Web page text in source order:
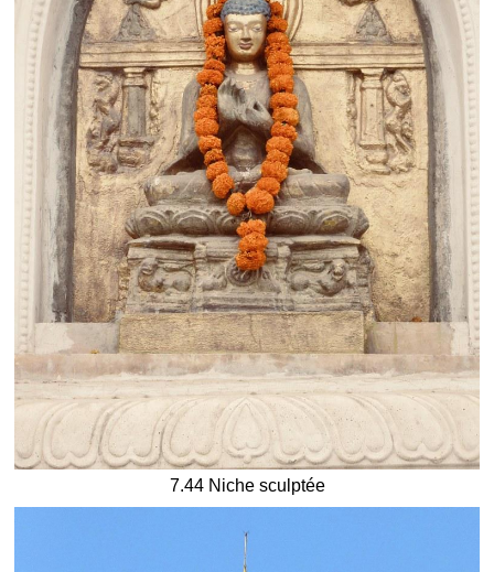
7.44 Niche sculptée